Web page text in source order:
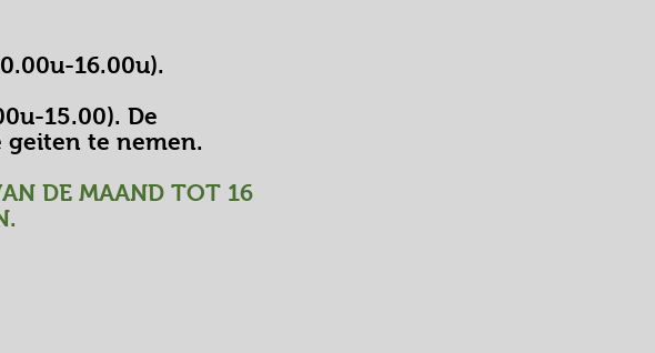
16.00u).
15.00). De
geiten te nemen.
DE MAAND TOT 16